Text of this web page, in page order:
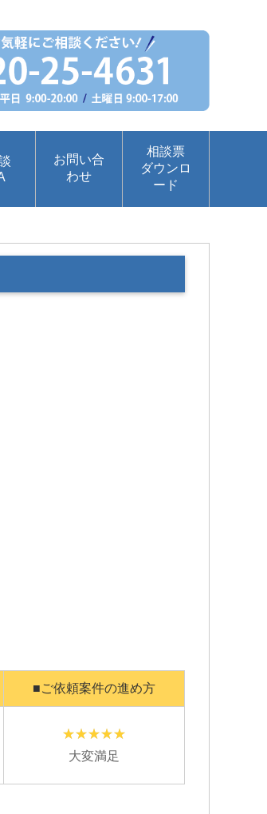
お問い合
わせ
相談票
ダウンロ
ード
■ご依頼案件の進め方
大変満足